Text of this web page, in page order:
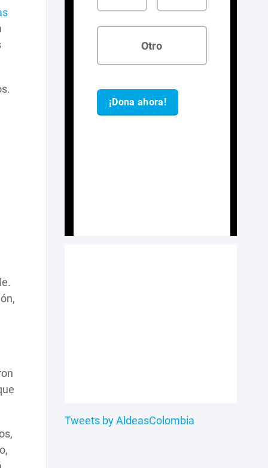
Tweets by AldeasColombia